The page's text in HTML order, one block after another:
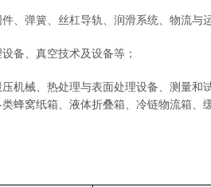
、弹簧、丝杠导轨、润滑系统、物流与
备、真空技术及设备等；
机械、热处理与表面处理设备、 测量和
蜂窝纸箱、 液体折叠箱、 冷链物流箱、